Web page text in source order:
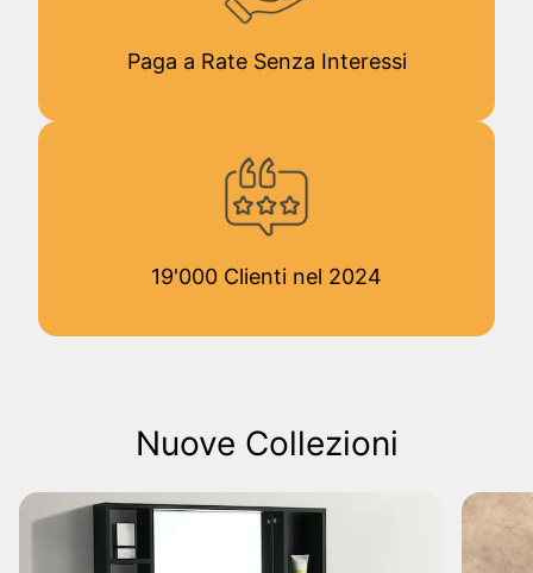
Paga a Rate Senza Interessi
19'000 Clienti nel 2024
Nuove Collezioni